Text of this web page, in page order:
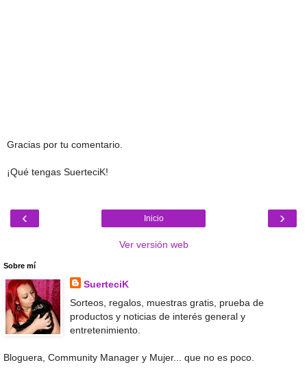
Gracias por tu comentario.
¡Qué tengas SuerteciK!
‹ ›
Inicio
Ver versión web
Sobre mí
SuerteciK
Sorteos, regalos, muestras gratis, prueba de
productos y noticias de interés general y
entretenimiento.
Bloguera, Community Manager y Mujer... que no es poco.